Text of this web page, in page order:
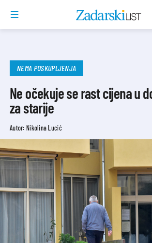
NEMA POSKUPLJENJA
Ne očekuje se rast cijena u
za starije
Autor: Nikolina Lucić